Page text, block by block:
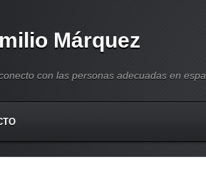
Márquez
con las personas adecuadas en